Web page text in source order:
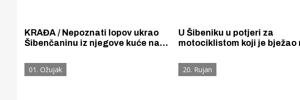
KRAĐA / Nepoznati lopov ukrao
Šibenčaninu iz njegove kuće nakit
potjeri za njim.
U Šibeniku u potjeri za
motociklistom koji je bježao radi
zatvor u Splitu, teže ozlijeđen
policajac.
01. Ožujak 20. Rujan